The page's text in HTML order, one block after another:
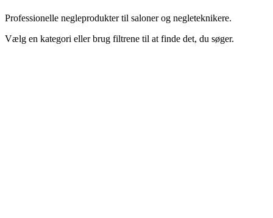
Professionelle negleprodukter til saloner og negleteknikere.
Vælg en kategori eller brug filtrene til at finde det, du søger.